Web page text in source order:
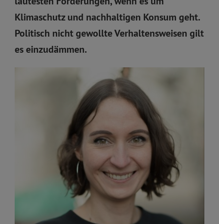
Klimaschutz und nachhaltigen Konsum geht.
Politisch nicht gewollte Verhaltensweisen gilt
es einzudämmen.